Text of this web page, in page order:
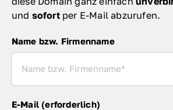
und sofort per E-Mail abzurufen.
Name bzw. Firmenname
Name bzw. Firmenname
E-Mail (erforderlich)